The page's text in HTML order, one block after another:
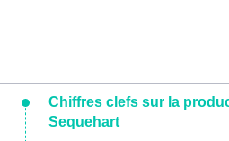
Chiffres clefs sur la
Sequehart